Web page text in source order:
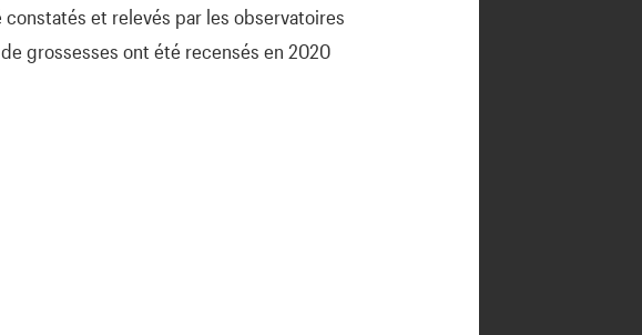
et relevés par les observatoires
grossesses ont été recensés en 2020